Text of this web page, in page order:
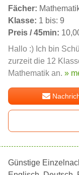
Fächer:
Klasse: 1 bis: 9
Preis / 45min:
Hallo :) Ich bin
zurzeit die 12
Mathematik an. »
Günstige